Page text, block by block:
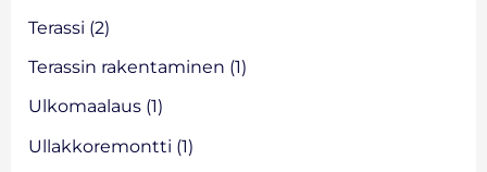
Terassi (2)
Terassin rakentaminen (1)
Ulkomaalaus (1)
Ullakkoremontti (1)